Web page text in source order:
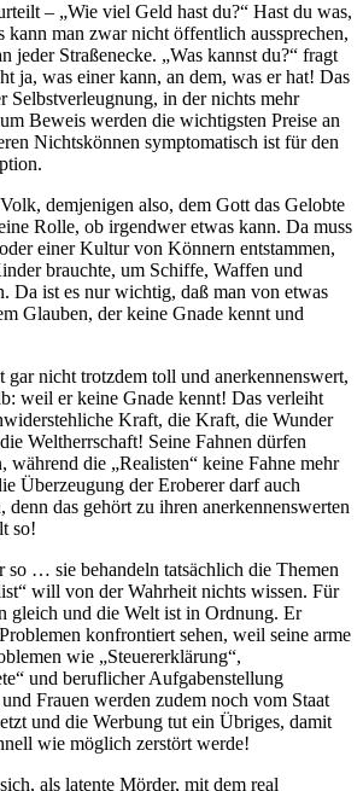
– „Wie viel Geld hast du?“ Hast du was,
kann man zwar nicht öffentlich aussprechen,
jeder Straßenecke. „Was kannst du?“ fragt
ja, was einer kann, an dem, was er hat! Das
Selbstverleugnung, in der nichts mehr
Beweis werden die wichtigsten Preise an
Nichtskönnen symptomatisch ist für den
demjenigen also, dem Gott das Gelobte
Rolle, ob irgendwer etwas kann. Da muss
einer Kultur von Könnern entstammen,
brauchte, um Schiffe, Waffen und
Da ist es nur wichtig, daß man von etwas
Glauben, der keine Gnade kennt und
gar nicht trotzdem toll und anerkennenswert,
weil er keine Gnade kennt! Das verleiht
Kraft, die Kraft, die Wunder
Weltherrschaft! Seine Fahnen dürfen
während die „Realisten“ keine Fahne mehr
Überzeugung der Eroberer darf auch
denn das gehört zu ihren anerkennenswerten
so!
so … sie behandeln tatsächlich die Themen
will von der Wahrheit nichts wissen. Für
gleich und die Welt ist in Ordnung. Er
konfrontiert sehen, weil seine arme
wie „Steuererklärung“,
und beruflicher Aufgabenstellung
Frauen werden zudem noch vom Staat
und die Werbung tut ein Übriges, damit
wie möglich zerstört werde!
als latente Mörder, mit dem real